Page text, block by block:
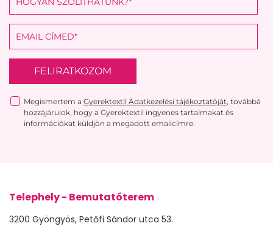
FELIRATKOZOM
Megismertem a Gyerektextil Adatkezelési tájékoztatóját, továbbá
hozzájárulok, hogy a Gyerektextil ingyenes tartalmakat és
információkat küldjön a megadott emailcímre.
Telephely - Bemutatóterem
3200 Gyöngyös, Petőfi Sándor utca 53.